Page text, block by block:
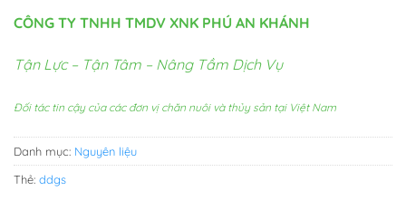
CÔNG TY TNHH TMDV XNK PHÚ AN KHÁNH
Tận Lực – Tận Tâm – Nâng Tầm Dịch Vụ
Đối tác tin cậy của các đơn vị chăn nuôi và thủy sản tại Việt Nam
Danh mục: Nguyên liệu
Thẻ: ddgs